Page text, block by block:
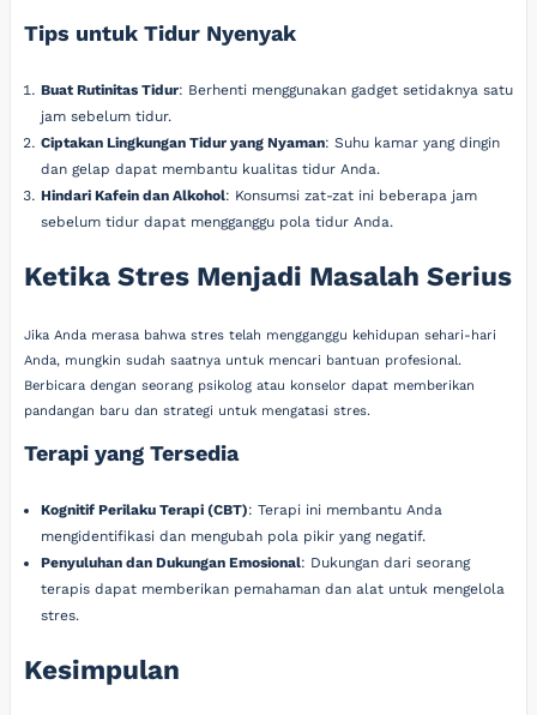
Tips untuk Tidur Nyenyak
Buat Rutinitas Tidur: Berhenti menggunakan gadget setidaknya satu
jam sebelum tidur.
Ciptakan Lingkungan Tidur yang Nyaman: Suhu kamar yang dingin
dan gelap dapat membantu kualitas tidur Anda.
Hindari Kafein dan Alkohol: Konsumsi zat-zat ini beberapa jam
sebelum tidur dapat mengganggu pola tidur Anda.
Ketika Stres Menjadi Masalah Serius
Jika Anda merasa bahwa stres telah mengganggu kehidupan sehari-hari
Anda, mungkin sudah saatnya untuk mencari bantuan profesional.
Berbicara dengan seorang psikolog atau konselor dapat memberikan
pandangan baru dan strategi untuk mengatasi stres.
Terapi yang Tersedia
Kognitif Perilaku Terapi (CBT): Terapi ini membantu Anda
mengidentifikasi dan mengubah pola pikir yang negatif.
Penyuluhan dan Dukungan Emosional: Dukungan dari seorang
terapis dapat memberikan pemahaman dan alat untuk mengelola
stres.
Kesimpulan